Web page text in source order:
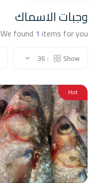
وجبات الاسماك
We found 1 items for you!
Show:
36
Hot